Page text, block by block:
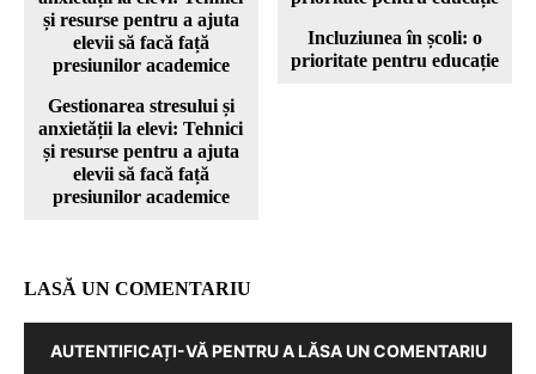
Gestionarea stresului și
anxietății la elevi: Tehnici
și resurse pentru a ajuta
elevii să facă față
presiunilor academice
Incluziunea în școli: o
prioritate pentru educație
LASĂ UN COMENTARIU
AUTENTIFICAȚI-VĂ PENTRU A LĂSA UN COMENTARIU